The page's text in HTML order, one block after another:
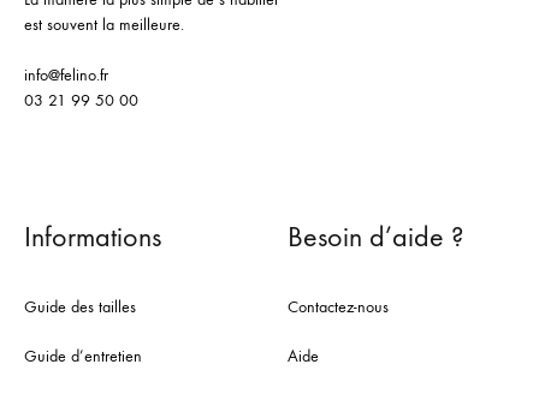
est souvent la meilleure.
info@felino.fr
03 21 99 50 00
Informations
Guide des tailles
Guide d’entretien
Besoin d’aide ?
Contactez-nous
Aide